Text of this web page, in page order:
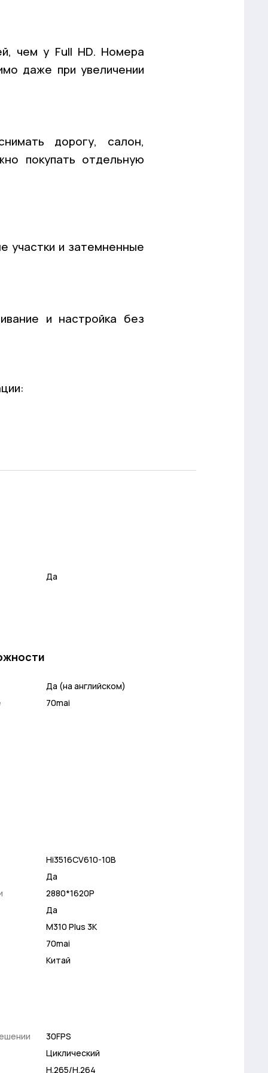
чем у Full HD. Номера
даже при увеличении
дорогу, салон,
покупать отдельную
участки и затемненные
и настройка без
Да
Да (на английском)
70mai
Hi3516CV610-10B
Да
2880*1620P
Да
M310 Plus 3K
70mai
Китай
30FPS
Циклический
H.265/H.264